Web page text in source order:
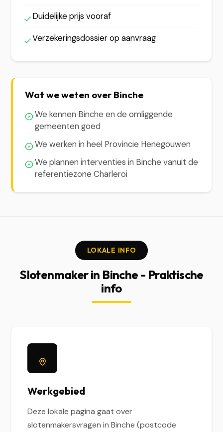
Duidelijke prijs vooraf
Verzekeringsdossier op aanvraag
Wat we weten over Binche
We kennen Binche en de omliggende
gemeenten goed
We werken in heel Provincie Henegouwen
We plannen interventies in Binche vanuit de
referentiezone Charleroi
LOKALE INFO
Slotenmaker in Binche - Praktische
info
Werkgebied
Deze lokale pagina gaat over
slotenmakersvragen in Binche (postcode